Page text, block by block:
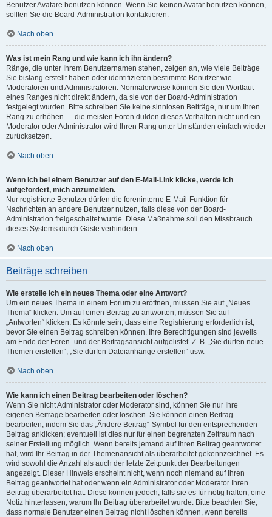
Benutzer Avatare benutzen können. Wenn Sie keinen Avatar benutzen können,
sollten Sie die Board-Administration kontaktieren.
Nach oben
Was ist mein Rang und wie kann ich ihn ändern?
Ränge, die unter Ihrem Benutzernamen stehen, zeigen an, wie viele Beiträge
Sie bislang erstellt haben oder identifizieren bestimmte Benutzer wie
Moderatoren und Administratoren. Normalerweise können Sie den Wortlaut
eines Ranges nicht direkt ändern, da sie von der Board-Administration
festgelegt wurden. Bitte schreiben Sie keine sinnlosen Beiträge, nur um Ihren
Rang zu erhöhen — die meisten Foren dulden dieses Verhalten nicht und ein
Moderator oder Administrator wird Ihren Rang unter Umständen einfach wieder
zurücksetzen.
Nach oben
Wenn ich bei einem Benutzer auf den E-Mail-Link klicke, werde ich
aufgefordert, mich anzumelden.
Nur registrierte Benutzer dürfen die foreninterne E-Mail-Funktion für
Nachrichten an andere Benutzer nutzen, falls diese von der Board-
Administration freigeschaltet wurde. Diese Maßnahme soll den Missbrauch
dieses Systems durch Gäste verhindern.
Nach oben
Beiträge schreiben
Wie erstelle ich ein neues Thema oder eine Antwort?
Um ein neues Thema in einem Forum zu eröffnen, müssen Sie auf „Neues
Thema“ klicken. Um auf einen Beitrag zu antworten, müssen Sie auf
„Antworten“ klicken. Es könnte sein, dass eine Registrierung erforderlich ist,
bevor Sie einen Beitrag schreiben können. Ihre Berechtigungen sind jeweils
am Ende der Foren- und der Beitragsansicht aufgelistet. Z. B. „Sie dürfen neue
Themen erstellen“, „Sie dürfen Dateianhänge erstellen“ usw.
Nach oben
Wie kann ich einen Beitrag bearbeiten oder löschen?
Wenn Sie nicht Administrator oder Moderator sind, können Sie nur Ihre
eigenen Beiträge bearbeiten oder löschen. Sie können einen Beitrag
bearbeiten, indem Sie das „Ändere Beitrag“-Symbol für den entsprechenden
Beitrag anklicken; eventuell ist dies nur für einen begrenzten Zeitraum nach
seiner Erstellung möglich. Wenn bereits jemand auf Ihren Beitrag geantwortet
hat, wird Ihr Beitrag in der Themenansicht als überarbeitet gekennzeichnet. Es
wird sowohl die Anzahl als auch der letzte Zeitpunkt der Bearbeitungen
angezeigt. Dieser Hinweis erscheint nicht, wenn noch niemand auf Ihren
Beitrag geantwortet hat oder wenn ein Administrator oder Moderator Ihren
Beitrag überarbeitet hat. Diese können jedoch, falls sie es für nötig halten, eine
Notiz hinterlassen, warum Ihr Beitrag überarbeitet wurde. Bitte beachten Sie,
dass normale Benutzer einen Beitrag nicht löschen können, wenn bereits